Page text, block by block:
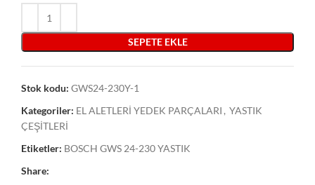
SEPETE EKLE
Stok kodu: GWS24-230Y-1
Kategoriler: EL ALETLERİ YEDEK PARÇALARI , YASTIK
ÇEŞİTLERİ
Etiketler: BOSCH GWS 24-230 YASTIK
Share: